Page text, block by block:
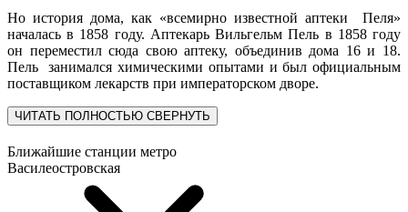
Но история дома, как «всемирно известной аптеки Пеля»
началась в 1858 году. Аптекарь Вильгельм Пель в 1858 году
он переместил сюда свою аптеку, объединив дома 16 и 18.
Пель занимался химическими опытами и был официальным
поставщиком лекарств при императорском дворе.
ЧИТАТЬ ПОЛНОСТЬЮ СВЕРНУТЬ
Ближайшие станции метро
Василеостровская